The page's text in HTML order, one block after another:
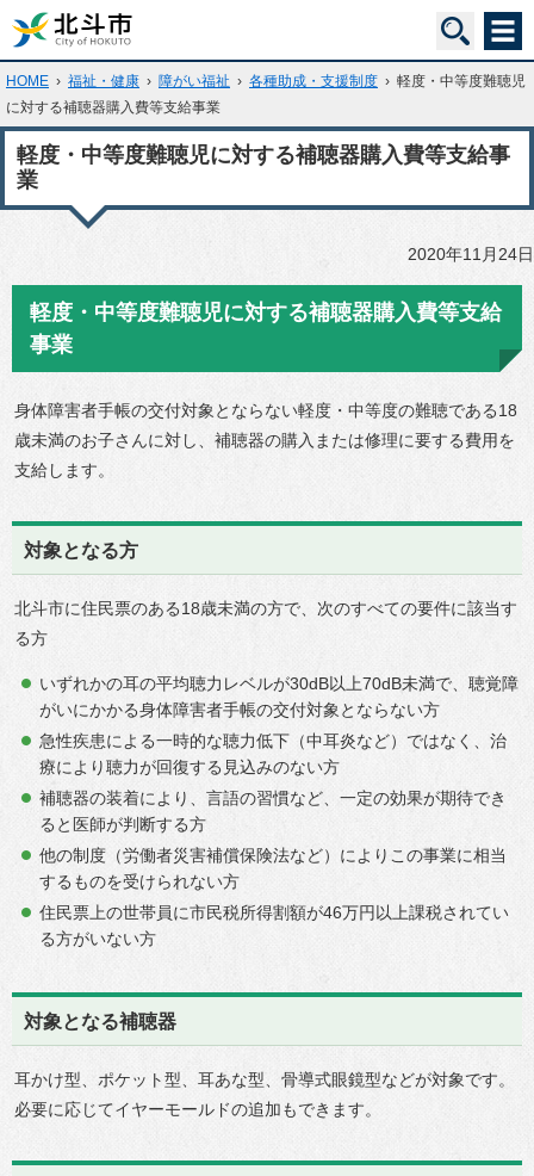
HOME › 福祉・健康 › 障がい福祉 › 各種助成・支援制度 › 軽度・中等度難聴児
に対する補聴器購入費等支給事業
軽度・中等度難聴児に対する補聴器購入費等支給事
業
2020年11月24日
軽度・中等度難聴児に対する補聴器購入費等支給
事業
身体障害者手帳の交付対象とならない軽度・中等度の難聴である18
歳未満のお子さんに対し、補聴器の購入または修理に要する費用を
支給します。
対象となる方
北斗市に住民票のある18歳未満の方で、次のすべての要件に該当す
る方
いずれかの耳の平均聴力レベルが30dB以上70dB未満で、聴覚障
がいにかかる身体障害者手帳の交付対象とならない方
急性疾患による一時的な聴力低下（中耳炎など）ではなく、治
療により聴力が回復する見込みのない方
補聴器の装着により、言語の習慣など、一定の効果が期待でき
ると医師が判断する方
他の制度（労働者災害補償保険法など）によりこの事業に相当
するものを受けられない方
住民票上の世帯員に市民税所得割額が46万円以上課税されてい
る方がいない方
対象となる補聴器
耳かけ型、ポケット型、耳あな型、骨導式眼鏡型などが対象です。
必要に応じてイヤーモールドの追加もできます。